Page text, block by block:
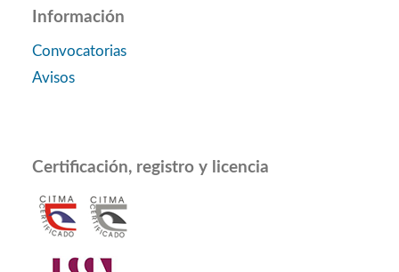
Información
Convocatorias
Avisos
Certificación, registro y licencia